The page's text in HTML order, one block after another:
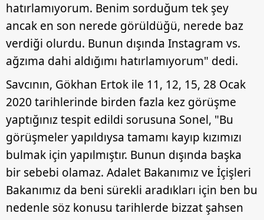
hatırlamıyorum. Benim sorduğum tek şey
ancak en son nerede görüldüğü, nerede baz
verdiği olurdu. Bunun dışında Instagram vs.
ağzıma dahi aldığımı hatırlamıyorum" dedi.
Savcının, Gökhan Ertok ile 11, 12, 15, 28 Ocak
2020 tarihlerinde birden fazla kez görüşme
yaptığınız tespit edildi sorusuna Sonel, "Bu
görüşmeler yapıldıysa tamamı kayıp kızımızı
bulmak için yapılmıştır. Bunun dışında başka
bir sebebi olamaz. Adalet Bakanımız ve İçişleri
Bakanımız da beni sürekli aradıkları için ben bu
nedenle söz konusu tarihlerde bizzat şahsen